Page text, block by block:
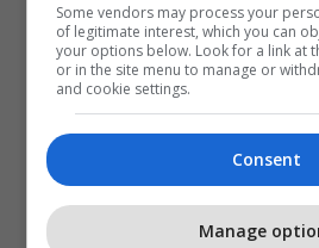
Some vendors may process your
of legitimate interest, which you can
your options below. Look for a link at
or in the site menu to manage or
and cookie settings.
Consent
Manage